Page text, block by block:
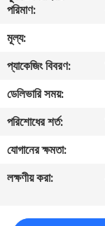
পরিদর্শন
গুণমান
নিয়ন্ত্রণ
আমাদের
সাথে
যোগাযোগ
খবর
পরিমাণ:
মূল্য:
প্যাকেজিং বিবরণ:
ডেলিভারি সময়:
পরিশোধের শর্ত:
যোগানের ক্ষমতা:
লক্ষণীয় করা: